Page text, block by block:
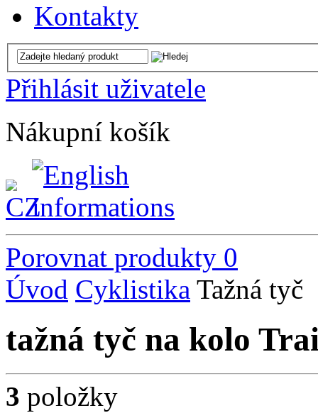
Kontakty
Přihlásit uživatele
Nákupní košík
Porovnat produkty 0
Úvod Cyklistika Tažná tyč
tažná tyč na kolo
3 položky